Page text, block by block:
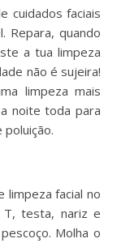
cuidados faciais
Repara, quando
a tua limpeza
não é sujeira!
limpeza mais
noite toda para
limpeza facial no
testa, nariz e
Molha o